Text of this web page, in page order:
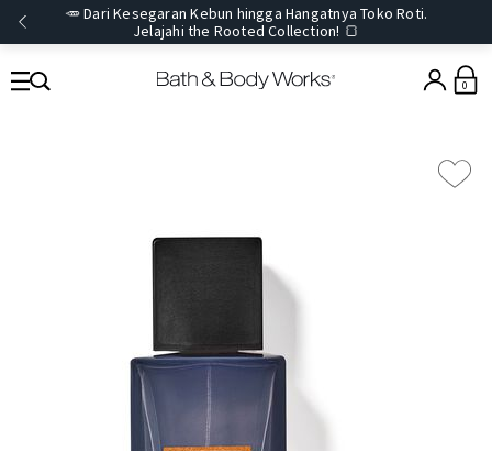
🥕 Dari Kesegaran Kebun hingga Hangatnya Toko Roti.
Jelajahi the Rooted Collection! 🍞
0